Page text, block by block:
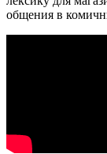
общения в